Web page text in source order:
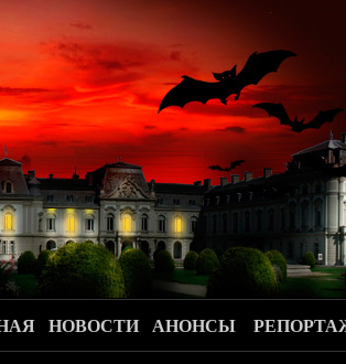
.
НОВОСТИ АНОНСЫ